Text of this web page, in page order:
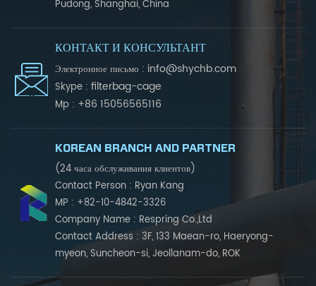
Pudong, Shanghai, China
КОНТАКТ И КОНСУЛЬТАНТ
Электронное письмо : info@shychb.com
Skype : filterbag-cage
Mp : +86 15056565116
KOREAN BRANCH AND PARTNER
(24 часа обслуживания клиентов)
Contact Person : Ryan Kang
MP : +82-10-4842-3326
Company Name : Respring Co.,Ltd
Contact Address : 3F, 133 Maean-ro, Haeryong-
myeon, Suncheon-si, Jeollanam-do, ROK